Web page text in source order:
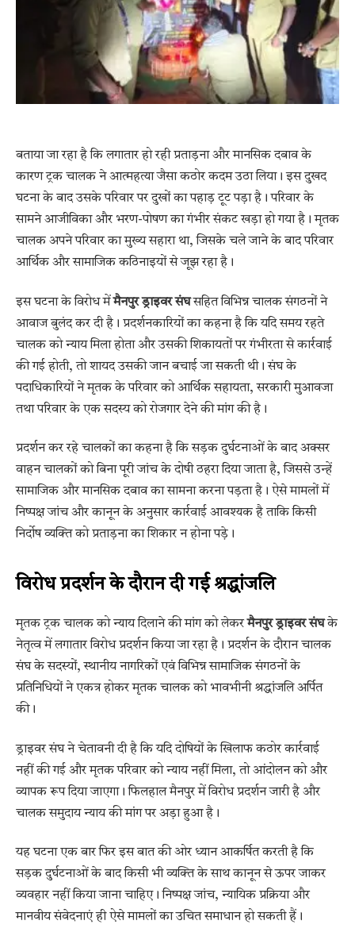
बताया जा रहा है कि लगातार हो रही प्रताड़ना और मानसिक दबाव के
कारण ट्रक चालक ने आत्महत्या जैसा कठोर कदम उठा लिया। इस दुखद
घटना के बाद उसके परिवार पर दुखों का पहाड़ टूट पड़ा है। परिवार के
सामने आजीविका और भरण-पोषण का गंभीर संकट खड़ा हो गया है। मृतक
चालक अपने परिवार का मुख्य सहारा था, जिसके चले जाने के बाद परिवार
आर्थिक और सामाजिक कठिनाइयों से जूझ रहा है।
इस घटना के विरोध मेंमैनपुर ड्राइवर संघसहित विभिन्न चालक संगठनों ने
आवाज बुलंद कर दी है। प्रदर्शनकारियों का कहना है कि यदि समय रहते
चालक को न्याय मिला होता और उसकी शिकायतों पर गंभीरता से कार्रवाई
की गई होती, तो शायद उसकी जान बचाई जा सकती थी। संघ के
पदाधिकारियों ने मृतक के परिवार को आर्थिक सहायता, सरकारी मुआवजा
तथा परिवार के एक सदस्य को रोजगार देने की मांग की है।
प्रदर्शन कर रहे चालकों का कहना है कि सड़क दुर्घटनाओं के बाद अक्सर
वाहन चालकों को बिना पूरी जांच के दोषी ठहरा दिया जाता है, जिससे उन्हें
सामाजिक और मानसिक दबाव का सामना करना पड़ता है। ऐसे मामलों में
निष्पक्ष जांच और कानून के अनुसार कार्रवाई आवश्यक है ताकि किसी
निर्दोष व्यक्ति को प्रताड़ना का शिकार न होना पड़े।
विरोध प्रदर्शन के दौरान दी गई श्रद्धांजलि
मृतक ट्रक चालक को न्याय दिलाने की मांग को लेकरमैनपुर ड्राइवर संघके
नेतृत्व में लगातार विरोध प्रदर्शन किया जा रहा है। प्रदर्शन के दौरान चालक
संघ के सदस्यों, स्थानीय नागरिकों एवं विभिन्न सामाजिक संगठनों के
प्रतिनिधियों ने एकत्र होकर मृतक चालक को भावभीनी श्रद्धांजलि अर्पित
की।
ड्राइवर संघ ने चेतावनी दी है कि यदि दोषियों के खिलाफ कठोर कार्रवाई
नहीं की गई और मृतक परिवार को न्याय नहीं मिला, तो आंदोलन को और
व्यापक रूप दिया जाएगा। फिलहाल मैनपुर में विरोध प्रदर्शन जारी है और
चालक समुदाय न्याय की मांग पर अड़ा हुआ है।
यह घटना एक बार फिर इस बात की ओर ध्यान आकर्षित करती है कि
सड़क दुर्घटनाओं के बाद किसी भी व्यक्ति के साथ कानून से ऊपर जाकर
व्यवहार नहीं किया जाना चाहिए। निष्पक्ष जांच, न्यायिक प्रक्रिया और
मानवीय संवेदनाएं ही ऐसे मामलों का उचित समाधान हो सकती हैं।